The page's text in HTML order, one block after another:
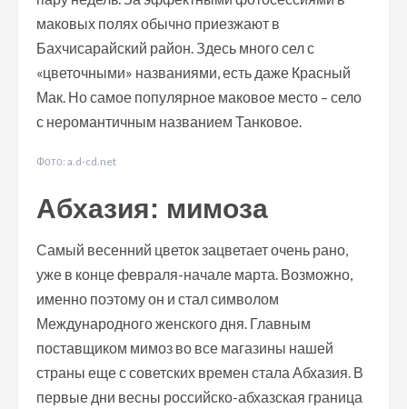
маковых полях обычно приезжают в
Бахчисарайский район. Здесь много сел с
«цветочными» названиями, есть даже Красный
Мак. Но самое популярное маковое место – село
с неромантичным названием Танковое.
Фото: a.d-cd.net
Абхазия: мимоза
Самый весенний цветок зацветает очень рано,
уже в конце февраля-начале марта. Возможно,
именно поэтому он и стал символом
Международного женского дня. Главным
поставщиком мимоз во все магазины нашей
страны еще с советских времен стала Абхазия. В
первые дни весны российско-абхазская граница